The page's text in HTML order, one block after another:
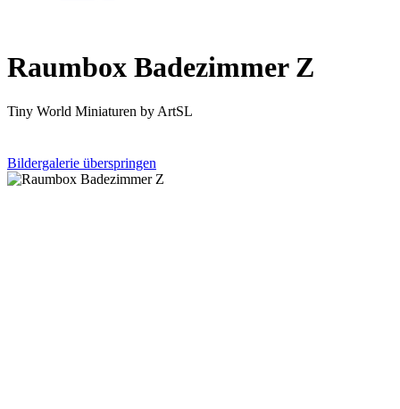
Raumbox Badezimmer Z
Tiny World Miniaturen by ArtSL
Bildergalerie überspringen